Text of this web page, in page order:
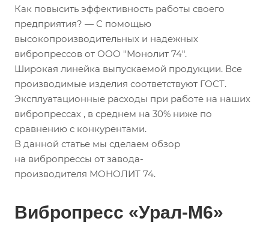
Как повысить эффективность работы своего
предприятия? — С помощью
высокопроизводительных и надежных
вибропрессов от ООО "Монолит 74".
Широкая линейка выпускаемой продукции. Все
производимые изделия соответствуют ГОСТ.
Эксплуатационные расходы при работе на наших
вибропрессах , в среднем на 30% ниже по
сравнению с конкурентами.
В данной статье мы сделаем обзор
на вибропрессы от завода-
производителя МОНОЛИТ 74.
Вибропресс «Урал-М6»